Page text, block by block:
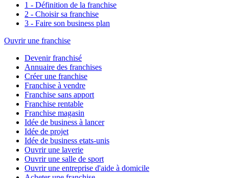
1 - Définition de la franchise
2 - Choisir sa franchise
3 - Faire son business plan
Ouvrir une franchise
Devenir franchisé
Annuaire des franchises
Créer une franchise
Franchise à vendre
Franchise sans apport
Franchise rentable
Franchise magasin
Idée de business à lancer
Idée de projet
Idée de business etats-unis
Ouvrir une laverie
Ouvrir une salle de sport
Ouvrir une entreprise d'aide à domicile